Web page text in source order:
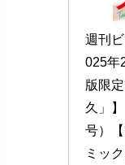
週刊
025年
版限
久」
号）
ミッ